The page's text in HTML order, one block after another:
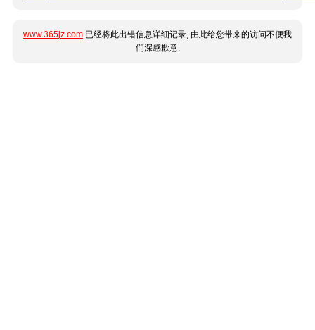
www.365jz.com 已经将此出错信息详细记录, 由此给您带来的访问不便我
们深感歉意.